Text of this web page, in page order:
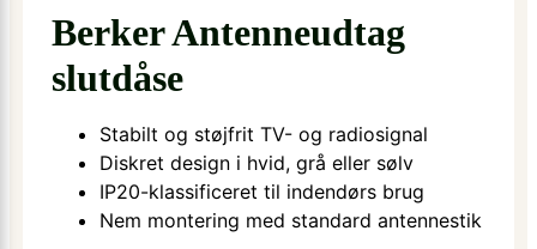
Berker Antenneudtag
slutdåse
Stabilt og støjfrit TV- og radiosignal
Diskret design i hvid, grå eller sølv
IP20-klassificeret til indendørs brug
Nem montering med standard antennestik